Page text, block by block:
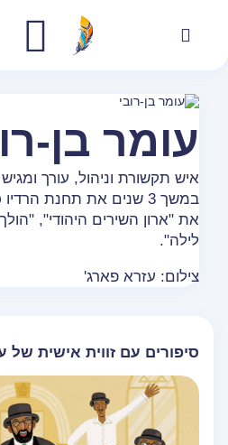
עומר בן-
איש תקשורת וניהול, עורך
במשך 3 שנים את תחנת
את "ארון השירים היהודי",
לילה".
צילום: עזרא פארג'
סיפורים עם זווית אישית של